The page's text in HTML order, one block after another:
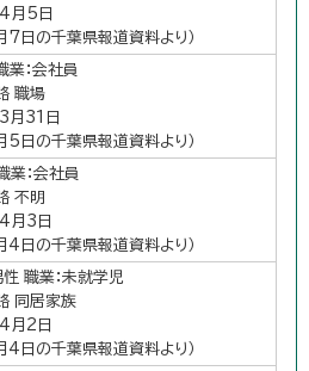
月5日
7日の千葉県報道資料より）
：会社員
職場
月31日
5日の千葉県報道資料より）
：会社員
不明
月3日
4日の千葉県報道資料より）
職業：未就学児
同居家族
月2日
4日の千葉県報道資料より）